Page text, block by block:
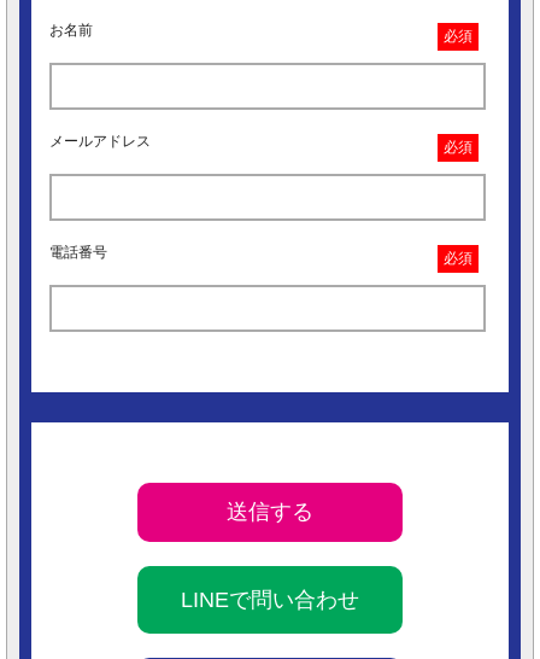
お名前 必須
メールアドレス 必須
電話番号 必須
LINEで問い合わせ